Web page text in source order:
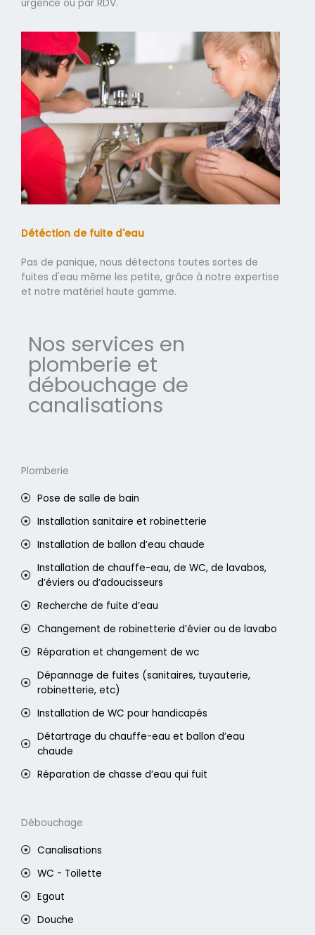
urgence ou par RDV.
Détéction de fuite d'eau
Pas de panique, nous détectons toutes sortes de
fuites d'eau même les petite, grâce à notre expertise
et notre matériel haute gamme.
Nos services en
plomberie et
débouchage de
canalisations
Plomberie
Pose de salle de bain
Installation sanitaire et robinetterie
Installation de ballon d’eau chaude
Installation de chauffe-eau, de WC, de lavabos,
d’éviers ou d’adoucisseurs
Recherche de fuite d’eau
Changement de robinetterie d’évier ou de lavabo
Réparation et changement de wc
Dépannage de fuites (sanitaires, tuyauterie,
robinetterie, etc)
Installation de WC pour handicapés
Détartrage du chauffe-eau et ballon d’eau
chaude
Réparation de chasse d’eau qui fuit
Débouchage
Canalisations
WC - Toilette
Egout
Douche